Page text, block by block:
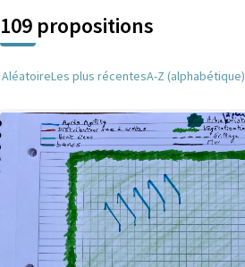
109 propositions
AléatoireLes plus récentesA-Z (alphabétique)